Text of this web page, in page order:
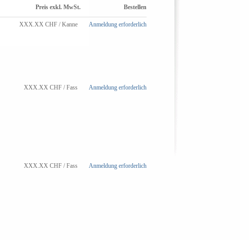
Preis exkl. MwSt. Bestellen
XXX.XX CHF / Kanne Anmeldung erforderlich
XXX.XX CHF / Fass Anmeldung erforderlich
XXX.XX CHF / Fass Anmeldung erforderlich